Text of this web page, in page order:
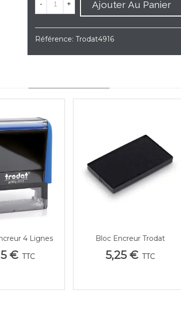
- + Ajouter Au Panier
Référence: Trodat4916
Plus4 Lignes
€ TTC
Afficher Plus
Bloc Encreur Trodat
5,25 € TTC